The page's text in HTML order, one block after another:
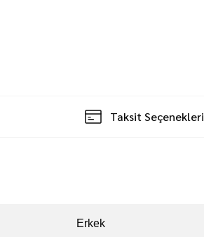
Taksit Seçenekleri
Erkek